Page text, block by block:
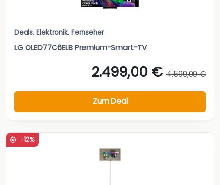
Deals, Elektronik, Fernseher
LG OLED77C6ELB Premium-Smart-TV
2.499,00 € 4.599,00 €
Zum Deal
-12%